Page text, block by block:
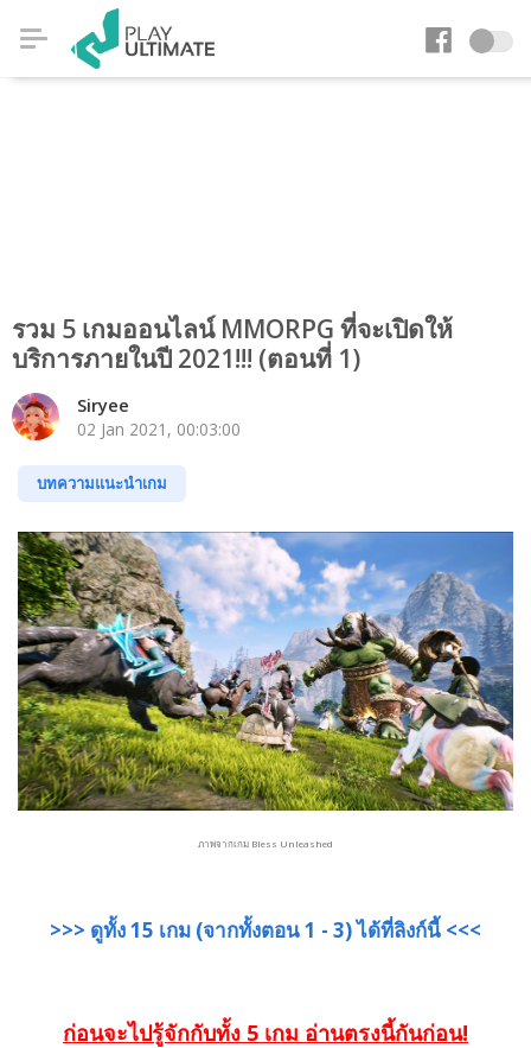
รวม 5 เกมออนไลน์ MMORPG ที่จะเปิดให้
บริการภายในปี 2021!!! (ตอนที่ 1)
Siryee
02 Jan 2021, 00:03:00
บทความแนะนำเกม
ภาพจากเกม Bless Unleashed
>>> ดูทั้ง 15 เกม (จากทั้งตอน 1 - 3) ได้ที่ลิงก์นี้ <<<
ก่อนจะไปรู้จักกับทั้ง 5 เกม อ่านตรงนี้กันก่อน!